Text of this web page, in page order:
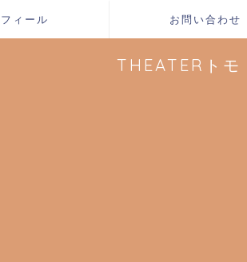
ィール お問い合わせ
THEATERトモ